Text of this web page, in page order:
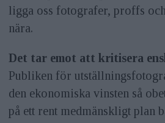
ligga oss fotografer, proffs
nära.
Det tar emot att kritisera
Publiken för
den ekonomiska vinsten så
på ett rent medmänskligt plan